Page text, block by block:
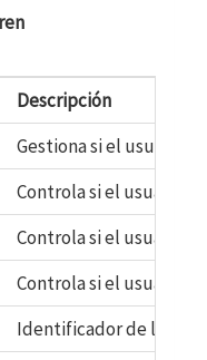
Descripción
Gestiona si el usuario
Controla si el usuario
Controla si el usuario
Controla si el usuario
Identificador de la